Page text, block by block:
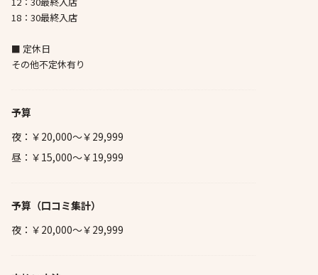
18：30最終入店
■ 定休日
その他不定休有り
予算
夜：￥20,000～￥29,999
昼：￥15,000～￥19,999
予算 （口コミ集計）
夜：￥20,000～￥29,999